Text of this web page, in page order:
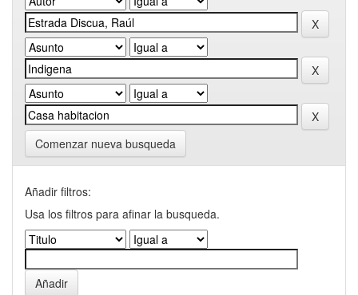
Comenzar nueva busqueda
Añadir filtros:
Usa los filtros para afinar la busqueda.